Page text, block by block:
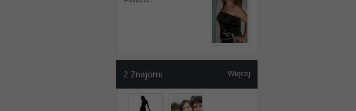
Więcej
2 Znajomi